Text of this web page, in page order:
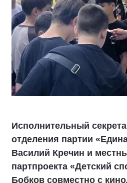
Исполнительный
отделения партии
Василий Кречин и
партпроекта «Детский
Бобков совместно с